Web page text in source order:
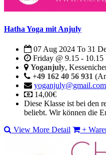
Hatha Yoga mit Anjuly
07 Aug 2024 To 31
Friday @ 9.15 - 10.15
Yoganjuly,
+49 162 40 56 931
yoganjuly@gmail.com
14,00€
Diese Klasse ist bei den
beliebt. Wir können die
View More Detail
+